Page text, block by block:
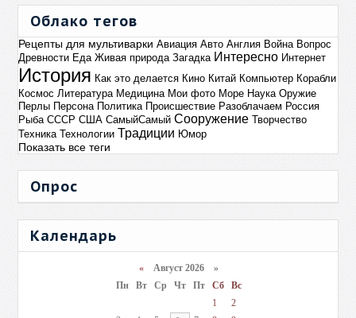
Облако тегов
Рецепты для мультиварки Авиация Авто Англия Война Вопрос
Древности Еда Живая природа Загадка Интересно Интернет
История Как это делается Кино Китай Компьютер Корабли
Космос Литература Медицина Мои фото Море Наука Оружие
Перлы Персона Политика Происшествие Разоблачаем Россия
Рыба СССР США СамыйСамый Сооружение Творчество
Техника Технологии Традиции Юмор
Показать все теги
Опрос
Календарь
«Август 2026 »
Пн
Вт Ср Чт Пт Сб
Вс
1
2